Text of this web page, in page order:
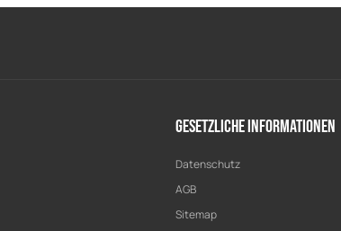
Gesetzliche Informationen
Datenschutz
AGB
Sitemap